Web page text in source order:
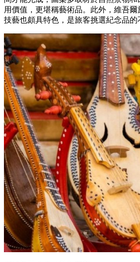
用價值，更堪稱藝術品。此外，維吾
技藝也頗具特色，是旅客挑選紀念品的